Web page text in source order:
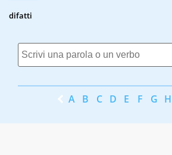
difatti
A B C D E F G H